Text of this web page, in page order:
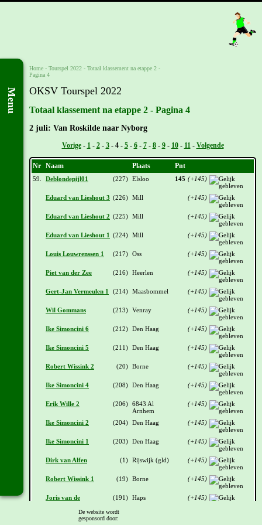
Menu
Home - Tourspel 2022 - Totaal klassement na etappe 2 -
Pagina 4
OKSV Tourspel 2022
Totaal klassement na etappe 2 - Pagina 4
2 juli: Van Roskilde naar Nyborg
Vorige- 1- 2- 3- 4- 5- 6- 7- 8- 9- 10- 11- Volgende
Nr Naam Plaats Pnt
59. Deblondepijl01 (227) Elsloo 145 (+145)
Eduard van Lieshout 3 (226) Mill (+145)
Eduard van Lieshout 2 (225) Mill (+145)
Eduard van Lieshout 1 (224) Mill (+145)
Louis Louwrenssen 1 (217) Oss (+145)
Piet van der Zee (216) Heerlen (+145)
Gert-Jan Vermeulen 1 (214) Maasbommel (+145)
Wil Gommans (213) Venray (+145)
Ike Simoncini 6 (212) Den Haag (+145)
Ike Simoncini 5 (211) Den Haag (+145)
Robert Wissink 2 (20) Borne (+145)
Ike Simoncini 4 (208) Den Haag (+145)
Erik Wille 2 (206) 6843 Al
Arnhem
(+145)
Ike Simoncini 2 (204) Den Haag (+145)
Ike Simoncini 1 (203) Den Haag (+145)
Dirk van Alfen (1) Rijswijk (gld) (+145)
Robert Wissink 1 (19) Borne (+145)
Joris van de
(191) Haps (+145)
Thijs Te Lindert (186)
De website wordt
gesponsord door: